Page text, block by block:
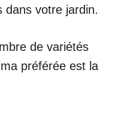
dans votre jardin.
de variétés
préférée est la